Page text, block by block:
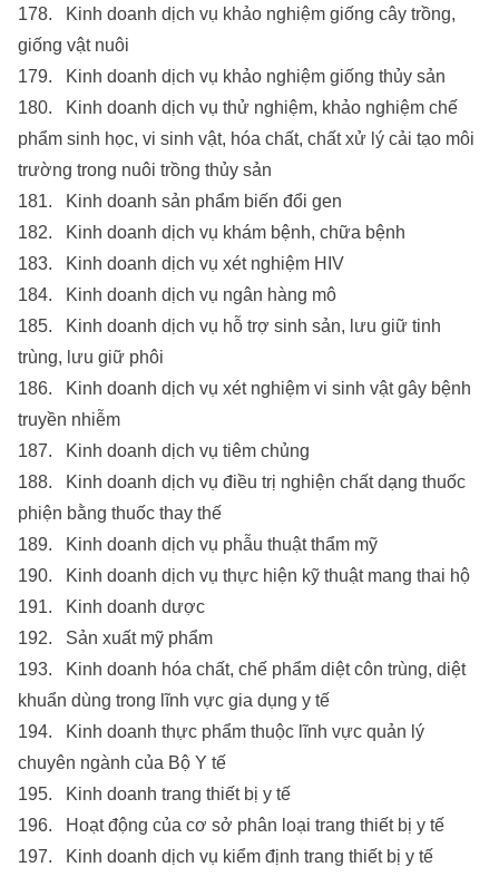
178. Kinh doanh dịch vụ khảo nghiệm giống cây trồng,
giống vật nuôi
179. Kinh doanh dịch vụ khảo nghiệm giống thủy sản
180. Kinh doanh dịch vụ thử nghiệm, khảo nghiệm chế
phẩm sinh học, vi sinh vật, hóa chất, chất xử lý cải tạo môi
trường trong nuôi trồng thủy sản
181. Kinh doanh sản phẩm biến đổi gen
182. Kinh doanh dịch vụ khám bệnh, chữa bệnh
183. Kinh doanh dịch vụ xét nghiệm HIV
184. Kinh doanh dịch vụ ngân hàng mô
185. Kinh doanh dịch vụ hỗ trợ sinh sản, lưu giữ tinh
trùng, lưu giữ phôi
186. Kinh doanh dịch vụ xét nghiệm vi sinh vật gây bệnh
truyền nhiễm
187. Kinh doanh dịch vụ tiêm chủng
188. Kinh doanh dịch vụ điều trị nghiện chất dạng thuốc
phiện bằng thuốc thay thế
189. Kinh doanh dịch vụ phẫu thuật thẩm mỹ
190. Kinh doanh dịch vụ thực hiện kỹ thuật mang thai hộ
191. Kinh doanh dược
192. Sản xuất mỹ phẩm
193. Kinh doanh hóa chất, chế phẩm diệt côn trùng, diệt
khuẩn dùng trong lĩnh vực gia dụng y tế
194. Kinh doanh thực phẩm thuộc lĩnh vực quản lý
chuyên ngành của Bộ Y tế
195. Kinh doanh trang thiết bị y tế
196. Hoạt động của cơ sở phân loại trang thiết bị y tế
197. Kinh doanh dịch vụ kiểm định trang thiết bị y tế